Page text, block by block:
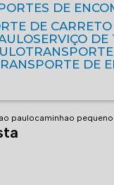
DE
DE
SERVIÇO
TRANSPORTE DE
paulocaminhao